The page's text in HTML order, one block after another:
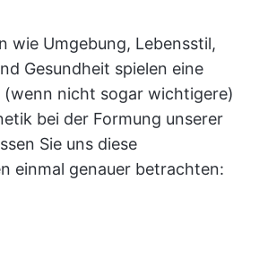
wie Umgebung, Lebensstil,
Gesundheit spielen eine
nicht sogar wichtigere)
bei der Formung unserer
Sie uns diese
einmal genauer betrachten: